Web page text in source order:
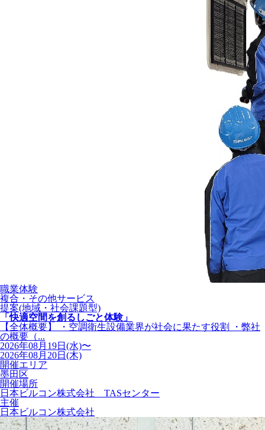
職業体験
複合・その他サービス
提案(地域・社会課題型)
「快適空間を創るしごと体験」
【全体概要】 ・空調衛生設備業界が社会に果たす役割 ・弊社
の概要（...
2026年08月19日(水)〜
2026年08月20日(木)
開催エリア
墨田区
開催場所
日本ビルコン株式会社 TASセンター
主催
日本ビルコン株式会社